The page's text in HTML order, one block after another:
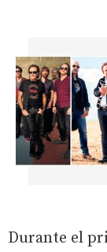
Durante el